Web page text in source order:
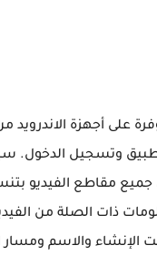
على أجهزة
وتسجيل الدخول.
ذات الصلة من
والاسم ومسار